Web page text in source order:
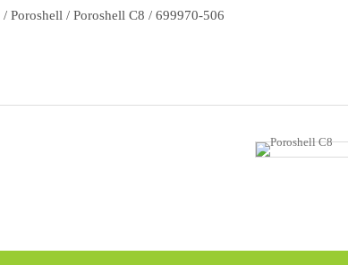
/ Poroshell / Poroshell C8 / 699970-506